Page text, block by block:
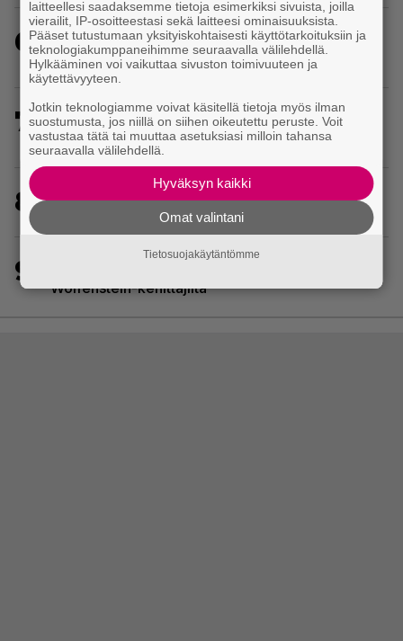
6
Ubisoft vahvisti uuden Ghost Recon -pelin –
kutsuu pelaajat mukaan ennakkotestiin
7
Huippusuosittu Soturikissat-kirjasarja kääntyy
videopeliksi
8 Wreckfest 2 sai rallienglannintäyteisen trailerin
9
Wolfenstein-kehittäjiltä
laitteellesi saadaksemme tietoja esimerkiksi sivuista, joilla
vierailit, IP-osoitteestasi sekä laitteesi ominaisuuksista.
Pääset tutustumaan yksityiskohtaisesti käyttötarkoituksiin ja
teknologiakumppaneihimme seuraavalla välilehdellä.
Hylkääminen voi vaikuttaa sivuston toimivuuteen ja
käytettävyyteen.
Jotkin teknologiamme voivat käsitellä tietoja myös ilman
suostumusta, jos niillä on siihen oikeutettu peruste. Voit
vastustaa tätä tai muuttaa asetuksiasi milloin tahansa
seuraavalla välilehdellä.
Hyväksyn kaikki
Omat valintani
Tietosuojakäytäntömme